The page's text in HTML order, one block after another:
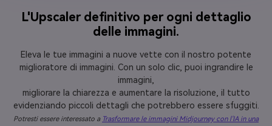
L'Upscaler definitivo per ogni dettaglio
delle immagini.
Eleva le tue immagini a nuove vette con il nostro potente
miglioratore di immagini. Con un solo clic, puoi ingrandire le
immagini,
migliorare la chiarezza e aumentare la risoluzione, il tutto
evidenziando piccoli dettagli che potrebbero essere sfuggiti.
Potresti essere interessato a Trasformare le immagini Midjourney con l'IA in una